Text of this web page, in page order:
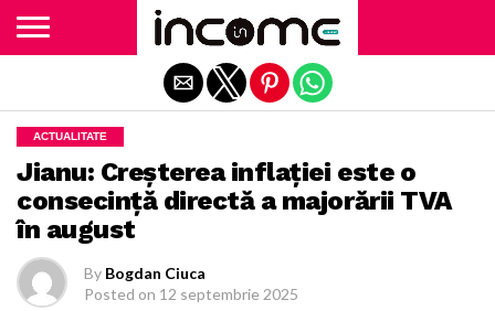
ACTUALITATE
Jianu: Creșterea inflației este o
consecință directă a majorării TVA
în august
By Bogdan Ciuca
Posted on 12 septembrie 2025
Exit mobile version